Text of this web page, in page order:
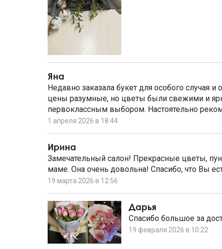
Яна
Недавно заказала букет для особого случая
цены разумные, но цветы были свежими и
первоклассным выбором. Настоятельно
1 апреля 2026 в 18:44
Ирина
Замечательный салон! Прекрасные цветы,
маме. Она очень довольна! Спасибо, что Вы
19 марта 2026 в 12:56
Дарья
Спасибо большое за
19 февраля 2026 в 10:22